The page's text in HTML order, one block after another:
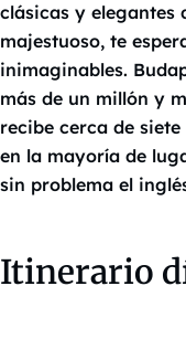
clásicas y elegantes
majestuoso, te
inimaginables.
más de un millón y
recibe cerca de
en la mayoría de
sin problema el
Itinerario